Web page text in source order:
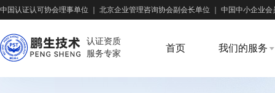
中国认证认可协会理事单位 北京企业管理咨询协会副会长单位 中国中小企业会
认证资质
服务专家
首页 我们的服务